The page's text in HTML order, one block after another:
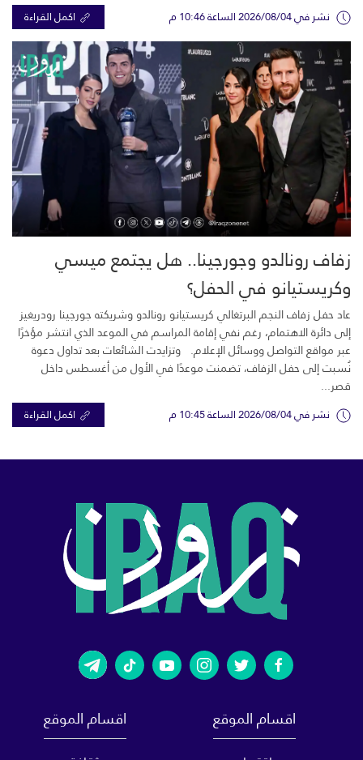
نشر في 2026/08/04 الساعة 10:46 م اكمل القراءة
زفاف رونالدو وجورجينا.. هل يجتمع ميسي
وكريستيانو في الحفل؟
عاد حفل زفاف النجم البرتغالي كريستيانو رونالدو وشريكته جورجينا رودريغيز
إلى دائرة الاهتمام، رغم نفي إقامة المراسم في الموعد الذي انتشر مؤخرًا
عبر مواقع التواصل ووسائل الإعلام. وتزايدت الشائعات بعد تداول دعوة
نُسبت إلى حفل الزفاف، تضمنت موعدًا في الأول من أغسطس داخل
قصر...
نشر في 2026/08/04 الساعة 10:45 م اكمل القراءة
اقسام الموقع اقسام الموقع